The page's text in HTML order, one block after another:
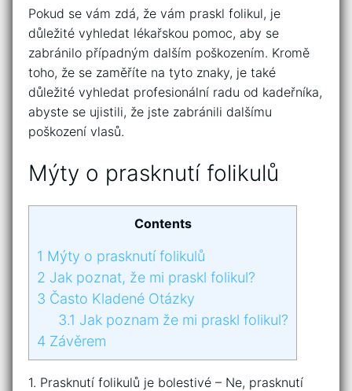
Pokud se vám zdá, že vám praskl folikul, je
důležité vyhledat lékařskou pomoc, aby se
zabránilo případným dalším poškozením. Kromě
toho, že se zaměříte na tyto znaky, je také
důležité vyhledat profesionální radu od kadeřníka,
abyste se ujistili, že jste zabránili dalšímu
poškození vlasů.
Mýty o prasknutí folikulů
Contents
1 Mýty o prasknutí folikulů
2 Jak poznat, že mi praskl folikul?
3 Často Kladené Otázky
3.1 Jak poznam že mi praskl folikul?
4 Závěrem
1. Prasknutí folikulů je bolestivé – Ne, prasknutí